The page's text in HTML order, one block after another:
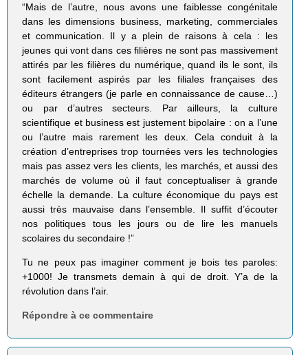
“Mais de l’autre, nous avons une faiblesse congénitale
dans les dimensions business, marketing, commerciales
et communication. Il y a plein de raisons à cela : les
jeunes qui vont dans ces filières ne sont pas massivement
attirés par les filières du numérique, quand ils le sont, ils
sont facilement aspirés par les filiales françaises des
éditeurs étrangers (je parle en connaissance de cause…)
ou par d’autres secteurs. Par ailleurs, la culture
scientifique et business est justement bipolaire : on a l’une
ou l’autre mais rarement les deux. Cela conduit à la
création d’entreprises trop tournées vers les technologies
mais pas assez vers les clients, les marchés, et aussi des
marchés de volume où il faut conceptualiser à grande
échelle la demande. La culture économique du pays est
aussi très mauvaise dans l’ensemble. Il suffit d’écouter
nos politiques tous les jours ou de lire les manuels
scolaires du secondaire !”
Tu ne peux pas imaginer comment je bois tes paroles:
+1000! Je transmets demain à qui de droit. Y’a de la
révolution dans l’air.
Répondre à ce commentaire